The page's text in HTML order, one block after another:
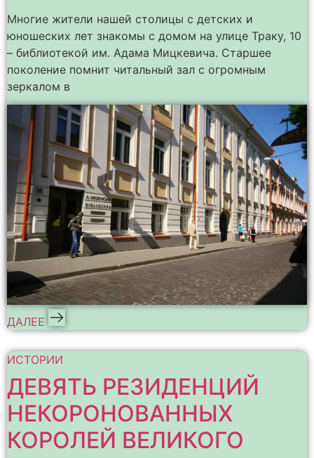
Многие жители нашей столицы с детских и
юношеских лет знакомы с домом на улице Траку, 10
– библиотекой им. Адама Мицкевича. Старшее
поколение помнит читальный зал с огромным
зеркалом в
ДАЛЕЕ
ИСТОРИИ
ДЕВЯТЬ РЕЗИДЕНЦИЙ
НЕКОРОНОВАННЫХ
КОРОЛЕЙ ВЕЛИКОГО